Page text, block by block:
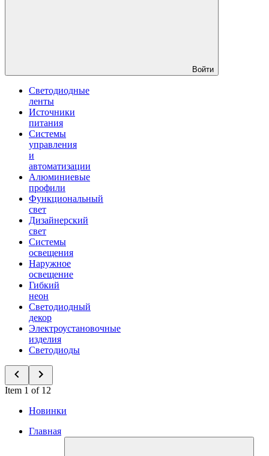
Войти
Светодиодные
ленты
Источники
питания
Системы
управления
и
автоматизации
Алюминиевые
профили
Функциональный
свет
Дизайнерский
свет
Системы
освещения
Наружное
освещение
Гибкий
неон
Светодиодный
декор
Электроустановочные
изделия
Светодиоды
Item 1 of 12
Новинки
Главная